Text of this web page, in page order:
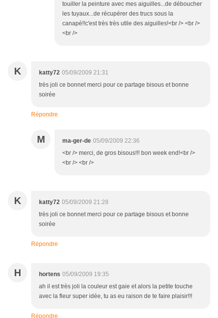
touiller la peinture avec mes aiguilles...de déboucher
les tuyaux...de récupérer des trucs sous la
canapé!!c'est très très utile des aiguilles!<br /> <br />
<br />
K katty72 05/09/2009 21:31
très joli ce bonnet merci pour ce partage bisous et bonne
soirée
Répondre
M ma-ger-de 05/09/2009 22:36
<br /> merci, de gros bisous!!! bon week end!<br />
<br /> <br />
K katty72 05/09/2009 21:28
très joli ce bonnet merci pour ce partage bisous et bonne
soirée
Répondre
H hortens 05/09/2009 19:35
ah il est très joli la couleur est gaie et alors la petite touche
avec la fleur super idée, tu as eu raison de te faire plaisir!!!
Répondre